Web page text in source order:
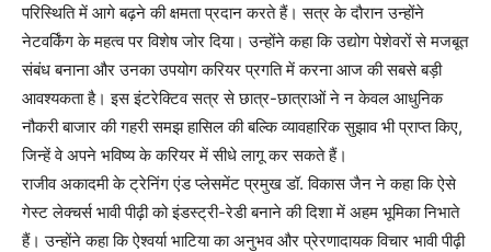
परिस्थिति में आगे बढ़ने की क्षमता प्रदान करते हैं। सत्र के दौरान उन्होंने
नेटवर्किंग के महत्व पर विशेष जोर दिया। उन्होंने कहा कि उद्योग पेशेवरों से मजबूत
संबंध बनाना और उनका उपयोग करियर प्रगति में करना आज की सबसे बड़ी
आवश्यकता है। इस इंटरेक्टिव सत्र से छात्र-छात्राओं ने न केवल आधुनिक
नौकरी बाजार की गहरी समझ हासिल की बल्कि व्यावहारिक सुझाव भी प्राप्त किए,
जिन्हें वे अपने भविष्य के करियर में सीधे लागू कर सकते हैं।
राजीव अकादमी के ट्रेनिंग एंड प्लेसमेंट प्रमुख डॉ. विकास जैन ने कहा कि ऐसे
गेस्ट लेक्चर्स भावी पीढ़ी को इंडस्ट्री-रेडी बनाने की दिशा में अहम भूमिका निभाते
हैं। उन्होंने कहा कि ऐश्वर्या भाटिया का अनुभव और प्रेरणादायक विचार भावी पीढ़ी